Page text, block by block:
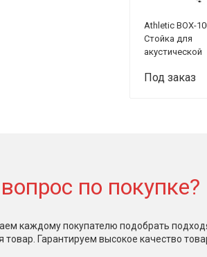
Athletic BOX-
Стойка для
акустической
Под заказ
по покупке?
каждому покупателю подобрать
товар. Гарантируем высокое качество